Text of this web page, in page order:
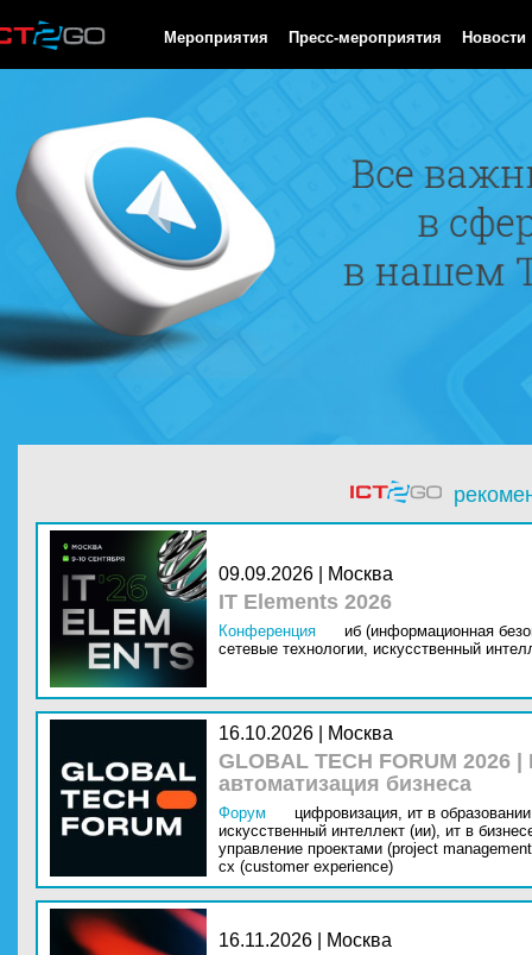
Мероприятия Пресс-мероприятия Новости
09.09.2026 | Москва
IT Elements 2026
Конференция
иб (информационная
сетевые технологии, искусственный
16.10.2026 | Москва
GLOBAL TECH FORUM
автоматизация бизнеса
Форум цифровизация, ит в
искусственный интеллект (ии), ит в
управление проектами (project
cx (customer experience)
16.11.2026 | Москва